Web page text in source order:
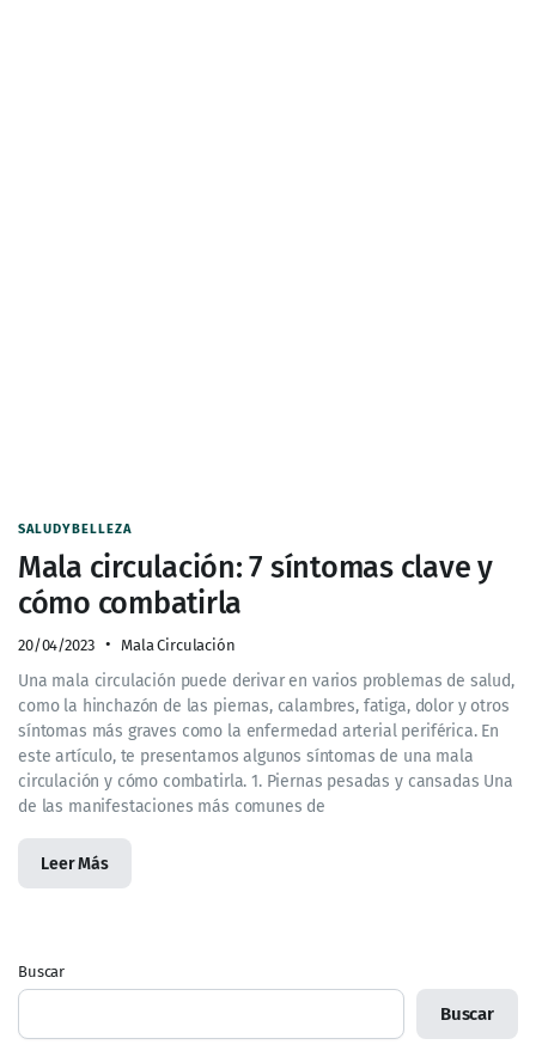
SALUDYBELLEZA
Mala circulación: 7 síntomas clave y
cómo combatirla
20/04/2023 Mala Circulación
Una mala circulación puede derivar en varios problemas de salud,
como la hinchazón de las piernas, calambres, fatiga, dolor y otros
síntomas más graves como la enfermedad arterial periférica. En
este artículo, te presentamos algunos síntomas de una mala
circulación y cómo combatirla. 1. Piernas pesadas y cansadas Una
de las manifestaciones más comunes de
Leer Más
Buscar
Buscar